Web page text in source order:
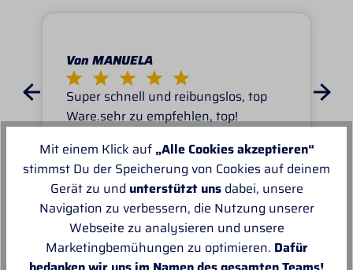
Von MANUELA
Super schnell und reibungslos, top
Ware.sehr zu empfehlen, top!
Unsere Empfehlungen
Mit einem Klick auf „Alle Cookies akzeptieren“
stimmst Du der Speicherung von Cookies auf deinem
Gerät zu und unterstützt unsdabei, unsere
Navigation zu verbessern, die Nutzung unserer
Webseite zu analysieren und unsere
Marketingbemühungen zu optimieren. Dafür